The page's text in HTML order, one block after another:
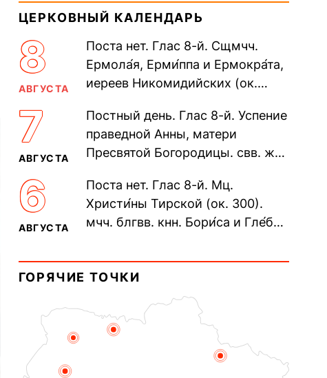
ЦЕРКОВНЫЙ КАЛЕНДАРЬ
8
АВГУСТА
Поста нет. Глас 8-й. Сщмчч.
Ермола́я, Ерми́ппа и Ермокра́та,
иереев Никомидийских (ок.
Печерского, в Ближних
пещерах...
7
АВГУСТА
Постный день. Глас 8-й. Успение
праведной Анны, матери
Пресвятой Богородицы. свв. жен
прп. Евпракси́и девы,...
6
АВГУСТА
Поста нет. Глас 8-й. Мц.
Христи́ны Тирской (ок. 300).
мчч. блгвв. кнн. Бори́са и Гле́ба,
Дави́да (1015). Прп....
ГОРЯЧИЕ ТОЧКИ